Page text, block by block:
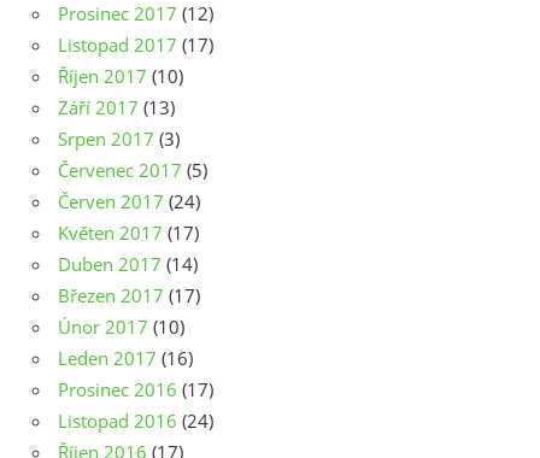
Prosinec 2017 (12)
Listopad 2017 (17)
Říjen 2017 (10)
Září 2017 (13)
Srpen 2017 (3)
Červenec 2017 (5)
Červen 2017 (24)
Květen 2017 (17)
Duben 2017 (14)
Březen 2017 (17)
Únor 2017 (10)
Leden 2017 (16)
Prosinec 2016 (17)
Listopad 2016 (24)
Říjen 2016 (17)